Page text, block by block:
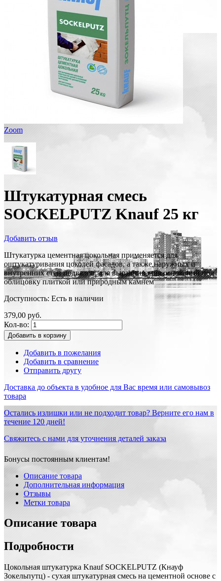
Zoom
Штукатурная смесь
SOCKELPUTZ Knauf 25 кг
Добавить отзыв
Штукатурка цементная цокольная применяется для
оштукатуривания цоколей фасадов, а также наружных и
внутренних стен подвалов, для выравнивания оснований под
облицовку плиткой или природным камнем
Доступность: Есть в наличии
379,00 руб.
Кол-во:
Добавить в корзину
Добавить в пожелания
Добавить в сравнение
Отправить другу
Доставка до объекта в удобное для Вас время или самовывоз
товара
Остались излишки или не подходит товар? Верните его нам в
течение 120 дней!
Свяжитесь с нами для уточнения деталей заказа
Бонусы постоянным клиентам!
Описание товара
Дополнительная информация
Отзывы
Метки товара
Описание товара
Подробности
Цокольная штукатурка Knauf SOCKELPUTZ (Кнауф
Зокельпутц) - сухая штукатурная смесь на цементной основе с